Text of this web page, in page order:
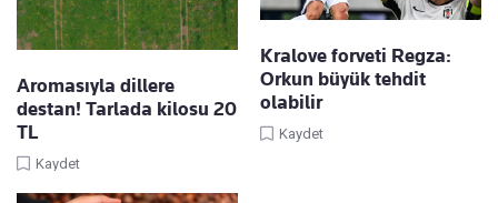
Aromasıyla dillere
destan! Tarlada kilosu 20
TL
Kaydet
Kralove forveti Regza:
Orkun büyük tehdit
olabilir
Kaydet